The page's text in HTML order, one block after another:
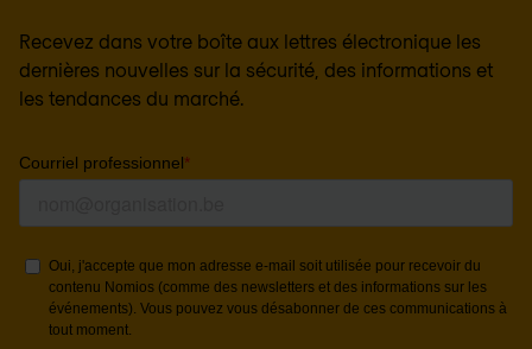
Recevez dans votre boîte aux lettres électronique les
dernières nouvelles sur la sécurité, des informations et
les tendances du marché.